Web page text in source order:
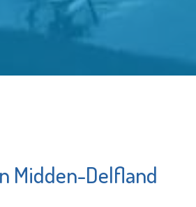
Midden-DelflandOpen Art
Exchange